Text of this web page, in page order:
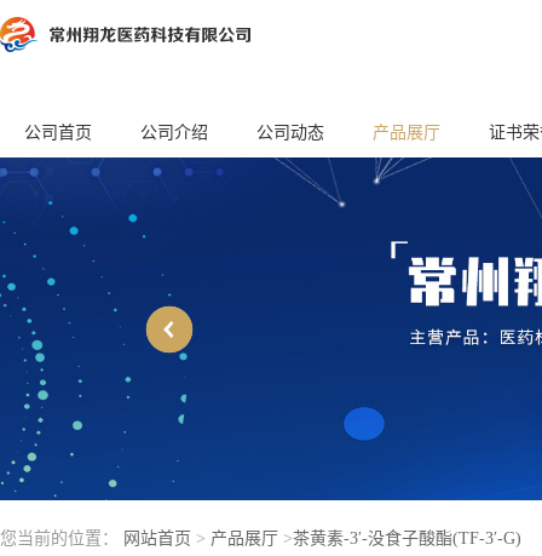
公司首页 公司介绍 公司动态 产品展厅 证书
您当前的位置： 网站首页 > 产品展厅 >茶黄素-3′-没食子酸酯(TF-3′-G)